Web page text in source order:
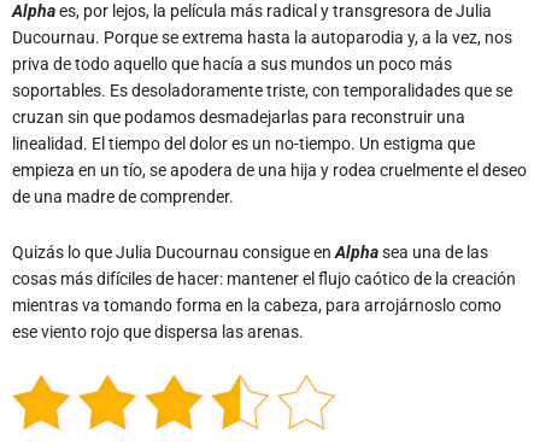
Alphaes, por lejos, la película más radical y transgresora de Julia
Ducournau. Porque se extrema hasta la autoparodia y, a la vez, nos
priva de todo aquello que hacía a sus mundos un poco más
soportables. Es desoladoramente triste, con temporalidades que se
cruzan sin que podamos desmadejarlas para reconstruir una
linealidad. El tiempo del dolor es un no-tiempo. Un estigma que
empieza en un tío, se apodera de una hija y rodea cruelmente el deseo
de una madre de comprender.
Quizás lo que Julia Ducournau consigue enAlphasea una de las
cosas más difíciles de hacer: mantener el flujo caótico de la creación
mientras va tomando forma en la cabeza, para arrojárnoslo como
ese viento rojo que dispersa las arenas.